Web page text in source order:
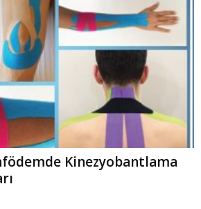
Kinezyobantlama